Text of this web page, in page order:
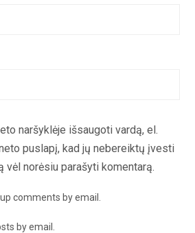
naršyklėje išsaugoti vardą, el.
puslapį, kad jų nebereiktų įvesti
vėl norėsiu parašyti komentarą.
comments by email.
by email.